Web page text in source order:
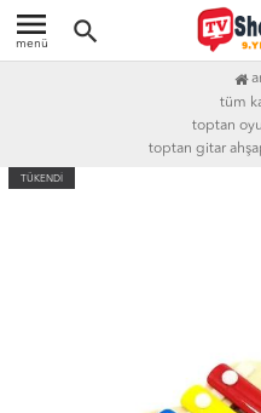
menu
menü search
tüm
toptan
toptan gitar
TÜKENDİ